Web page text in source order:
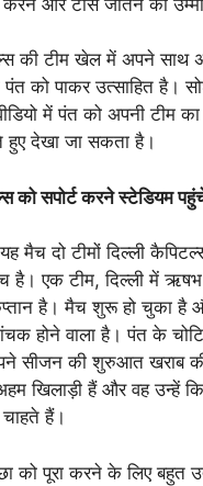
की टीम खेल में अपने साथ
को पाकर उत्साहित है।
में पंत को अपनी टीम
हुए देखा जा सकता है।
को सपोर्ट करने स्टेडियम
मैच दो टीमों दिल्ली
है। एक टीम, दिल्ली में
है। मैच शुरू हो चुका है
होने वाला है। पंत के
सीजन की शुरुआत खराब
खिलाड़ी हैं और वह उन्हें
हैं।
को पूरा करने के लिए बहुत